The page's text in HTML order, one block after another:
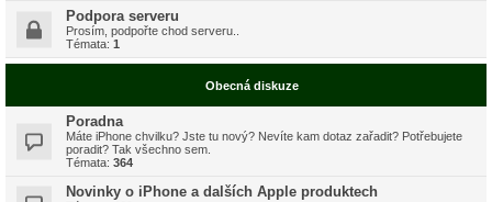
Podpora serveru
Prosím, podpořte chod serveru..
Témata: 1
Obecná diskuze
Poradna
Máte iPhone chvilku? Jste tu nový? Nevíte kam dotaz zařadit? Potřebujete
poradit? Tak všechno sem.
Témata: 364
Novinky o iPhone a dalších Apple produktech